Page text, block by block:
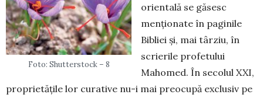
Foto: Shutterstock – 8
orientală se găsesc
menționate în paginile
Bibliei și, mai târziu, în
scrierile pro­fetului
Mahomed. În secolul XXI,
proprietă­țile lor curative nu-i mai preocupă exclusiv pe